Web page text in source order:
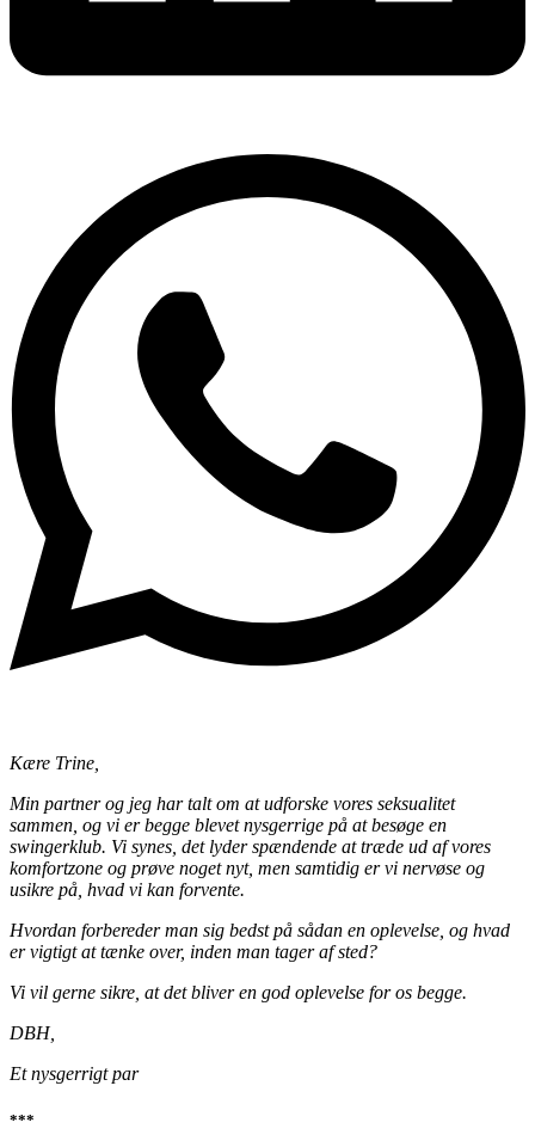
Kære Trine,
Min partner og jeg har talt om at udforske vores seksualitet
sammen, og vi er begge blevet nysgerrige på at besøge en
swingerklub. Vi synes, det lyder spændende at træde ud af vores
komfortzone og prøve noget nyt, men samtidig er vi nervøse og
usikre på, hvad vi kan forvente.
Hvordan forbereder man sig bedst på sådan en oplevelse, og hvad
er vigtigt at tænke over, inden man tager af sted?
Vi vil gerne sikre, at det bliver en god oplevelse for os begge.
DBH,
Et nysgerrigt par
***